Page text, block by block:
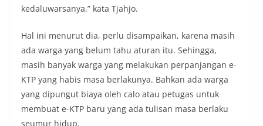
kedaluwarsanya,” kata Tjahjo.
Hal ini menurut dia, perlu disampaikan, karena masih
ada warga yang belum tahu aturan itu. Sehingga,
masih banyak warga yang melakukan perpanjangan e-
KTP yang habis masa berlakunya. Bahkan ada warga
yang dipungut biaya oleh calo atau petugas untuk
membuat e-KTP baru yang ada tulisan masa berlaku
seumur hidup.